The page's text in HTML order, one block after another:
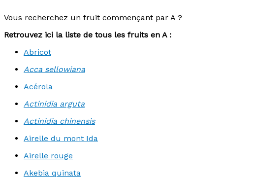
Vous recherchez un fruit commençant par A ?
Retrouvez ici la liste de tous les fruits en A :
Abricot
Acca sellowiana
Acérola
Actinidia arguta
Actinidia chinensis
Airelle du mont Ida
Airelle rouge
Akebia quinata